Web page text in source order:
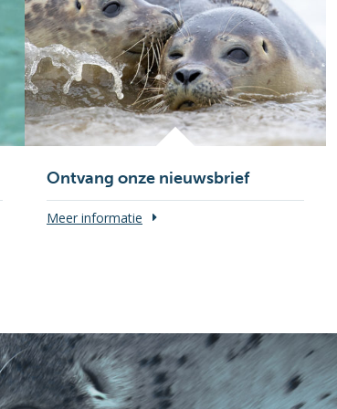
Ontvang onze nieuwsbrief
Meer informatie